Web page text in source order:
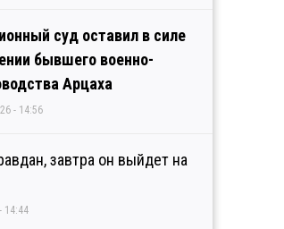
суд оставил в силе
бывшего военно-
Арцаха
- 14:56
завтра он выйдет на
14:44